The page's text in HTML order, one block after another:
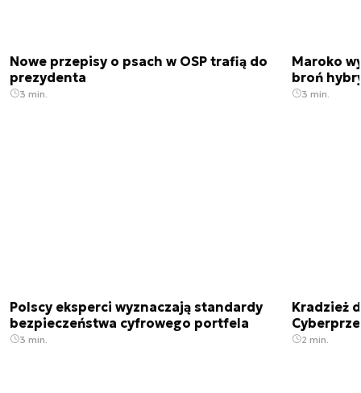
Nowe przepisy o psach w OSP trafią do
prezydenta
3 min.
Maroko
broń
3 min.
Polscy eksperci wyznaczają standardy
bezpieczeństwa cyfrowego portfela
3 min.
Kradzież
2 min.